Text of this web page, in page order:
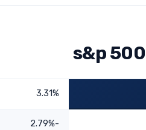
3.31%
-2.79%